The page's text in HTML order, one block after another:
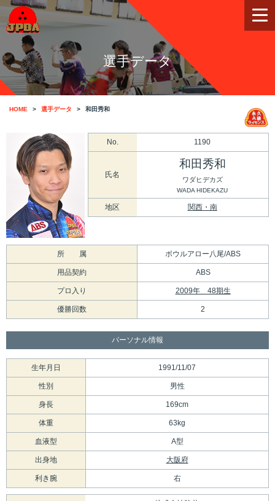
選手データ
HOME 選手データ 和田秀和
No. 1190
氏名
和田秀和
ワダヒデカズ
WADA HIDEKAZU
地区 関西・南
所 属 ボウルアロー八尾/ABS
用品契約 ABS
プロ入り 2009年 48期生
優勝回数 2
パーソナル情報
生年月日 1991/11/07
性別 男性
身長 169cm
体重 63kg
血液型 A型
出身地 大阪府
利き腕 右